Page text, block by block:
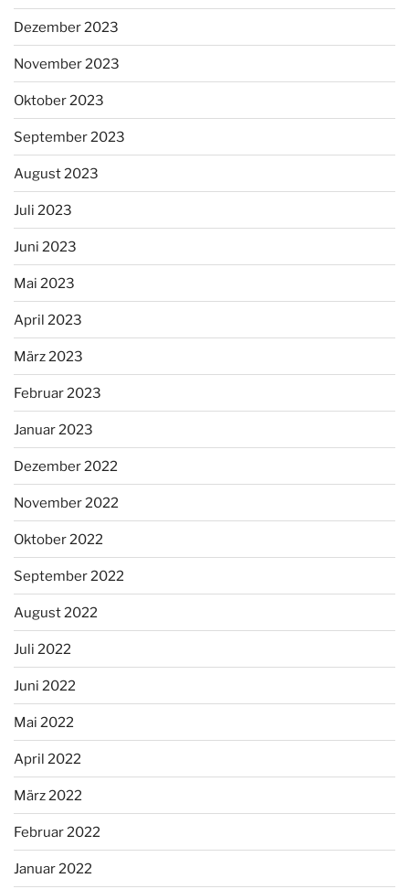
Dezember 2023
November 2023
Oktober 2023
September 2023
August 2023
Juli 2023
Juni 2023
Mai 2023
April 2023
März 2023
Februar 2023
Januar 2023
Dezember 2022
November 2022
Oktober 2022
September 2022
August 2022
Juli 2022
Juni 2022
Mai 2022
April 2022
März 2022
Februar 2022
Januar 2022